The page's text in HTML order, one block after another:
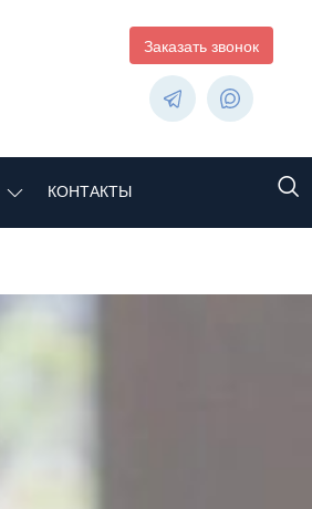
Заказать звонок
КОНТАКТЫ